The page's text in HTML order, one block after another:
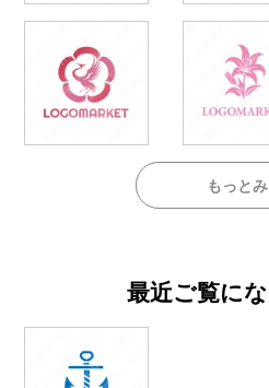
もっと
最近ご覧に